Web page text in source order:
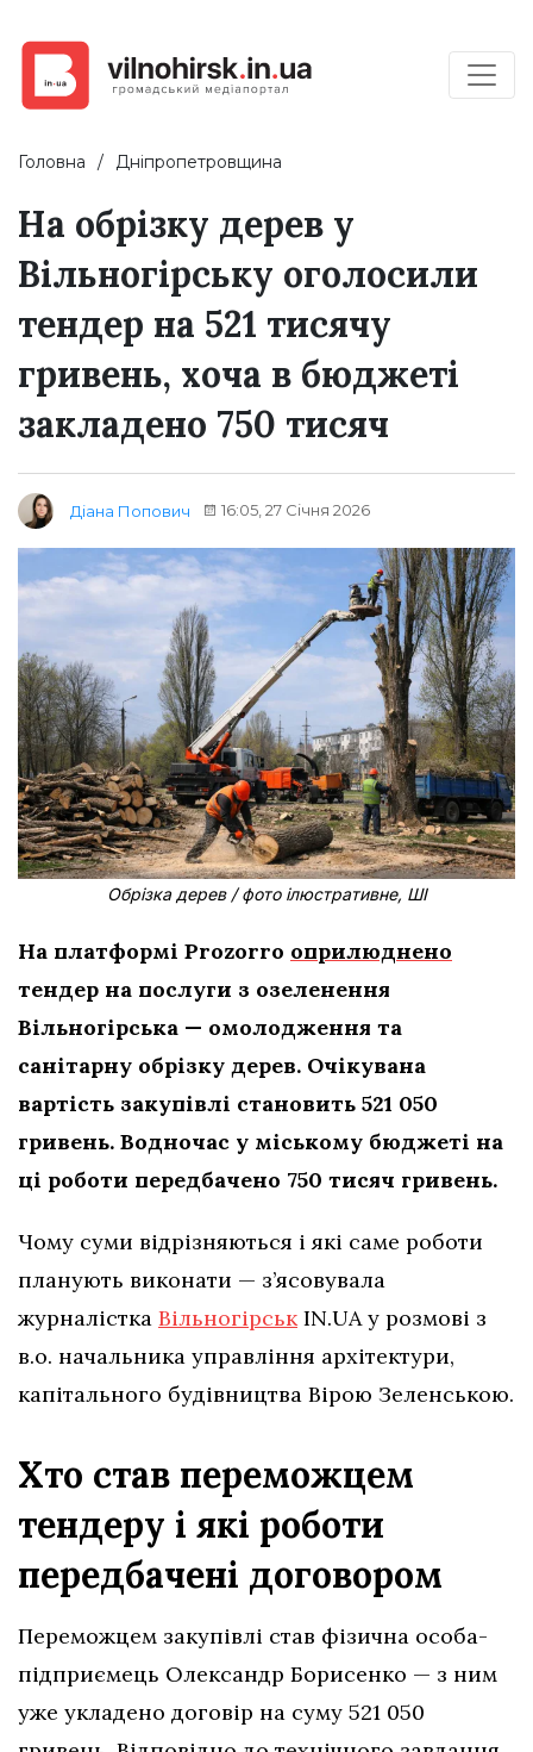
Головна Дніпропетровщина
На обрізку дерев у
Вільногірську оголосили
тендер на 521 тисячу
гривень, хоча в бюджеті
закладено 750 тисяч
Діана Попович 16:05, 27 Січня 2026
Обрізка дерев / фото ілюстративне, ШІ
На платформі Prozorro оприлюднено
тендер на послуги з озеленення
Вільногірська — омолодження та
санітарну обрізку дерев. Очікувана
вартість закупівлі становить 521 050
гривень. Водночас у міському бюджеті на
ці роботи передбачено 750 тисяч гривень.
Чому суми відрізняються і які саме роботи
планують виконати — з’ясовувала
журналістка ВільногірськIN.UA у розмові з
в.о. начальника управління архітектури,
капітального будівництва Вірою Зеленською.
Хто став переможцем
тендеру і які роботи
передбачені договором
Переможцем закупівлі став фізична особа-
підприємець Олександр Борисенко — з ним
уже укладено договір на суму 521 050